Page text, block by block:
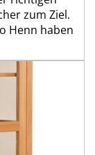
zum Ziel.
Henn haben